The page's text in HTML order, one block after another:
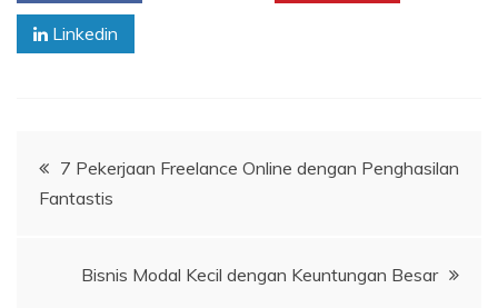
Linkedin
Navigasi
pos
7 Pekerjaan Freelance Online dengan Penghasilan
Fantastis
Bisnis Modal Kecil dengan Keuntungan Besar